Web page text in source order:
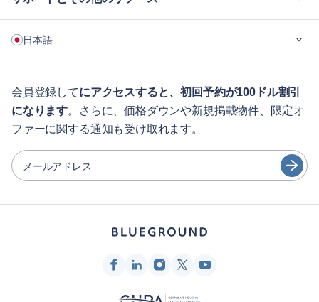
企業向け
ゲスト向け特典サービス
シティガイド
パートナー
家具レンタル事業者
インフルエンサー＆アフィリエイト
日本語
English
Português
Español
会員登録してにアクセスすると、初回予約が100ドル割引
になります。さらに、価格ダウンや新規掲載物件、限定オ
ファーに関する通知も受け取れます。
メールアドレス